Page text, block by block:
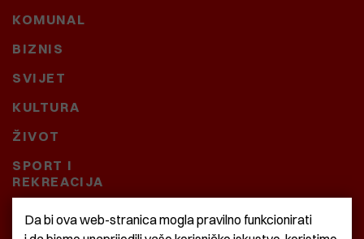
KOMUNAL
BIZNIS
SVIJET
KULTURA
ŽIVOT
SPORT I
REKREACIJA
CRNA KRONIKA
Da bi ova web-stranica mogla pravilno funkcionirati